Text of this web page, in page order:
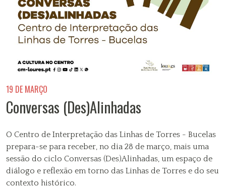
19 DE MARÇO
Conversas (Des)Alinhadas
O Centro de Interpretação das Linhas de Torres - Bucelas
prepara-se para receber, no dia 28 de março, mais uma
sessão do ciclo Conversas (Des)Alinhadas, um espaço de
diálogo e reflexão em torno das Linhas de Torres e do seu
contexto histórico.